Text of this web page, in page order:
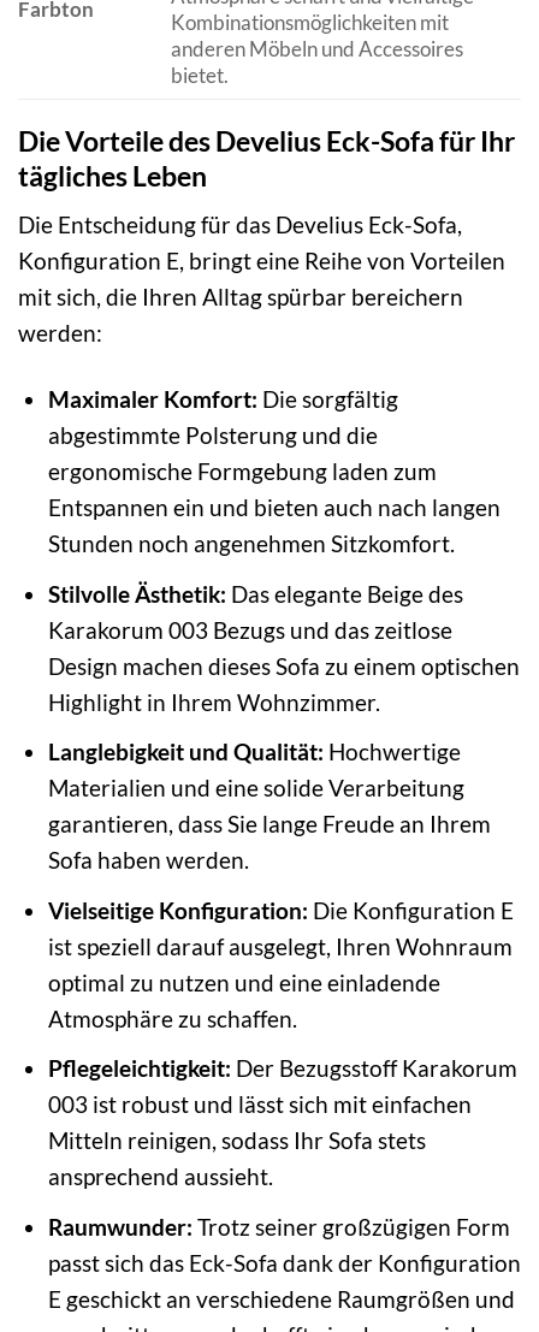
Farbton
Kombinationsmöglichkeiten mit
anderen Möbeln und Accessoires
bietet.
Die Vorteile des Develius Eck-Sofa für Ihr
tägliches Leben
Die Entscheidung für das Develius Eck-Sofa,
Konfiguration E, bringt eine Reihe von Vorteilen
mit sich, die Ihren Alltag spürbar bereichern
werden:
Maximaler Komfort: Die sorgfältig
abgestimmte Polsterung und die
ergonomische Formgebung laden zum
Entspannen ein und bieten auch nach langen
Stunden noch angenehmen Sitzkomfort.
Stilvolle Ästhetik: Das elegante Beige des
Karakorum 003 Bezugs und das zeitlose
Design machen dieses Sofa zu einem optischen
Highlight in Ihrem Wohnzimmer.
Langlebigkeit und Qualität: Hochwertige
Materialien und eine solide Verarbeitung
garantieren, dass Sie lange Freude an Ihrem
Sofa haben werden.
Vielseitige Konfiguration: Die Konfiguration E
ist speziell darauf ausgelegt, Ihren Wohnraum
optimal zu nutzen und eine einladende
Atmosphäre zu schaffen.
Pflegeleichtigkeit: Der Bezugsstoff Karakorum
003 ist robust und lässt sich mit einfachen
Mitteln reinigen, sodass Ihr Sofa stets
ansprechend aussieht.
Raumwunder: Trotz seiner großzügigen Form
passt sich das Eck-Sofa dank der Konfiguration
E geschickt an verschiedene Raumgrößen und